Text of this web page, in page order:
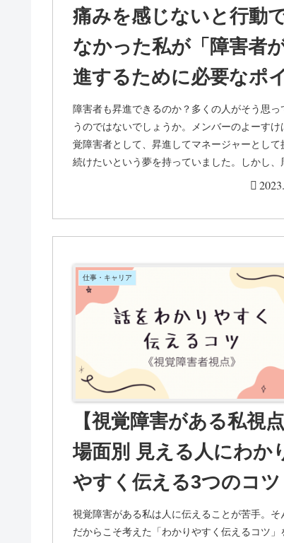
痛みを感じないと行動
なかった私が「障害者
進するために必要なポ
ト三つ」を紹介！
障害者も昇進できるのか？多くの人がそう思っ
うのではないでしょうか。メンバーのよーすけ
覚障害者として、昇進してマネージャーとして
続けたいという夢を持っていました。しかし、
らは「マネージャーは無理だ」「視覚が必要に
仕事・キャリア
【視覚障害がある私視点
場面別 見える人にわか
やすく伝える3つのコツ
視覚障害がある私は人に伝えることが苦手。そ
だからこそ考えた「わかりやすく伝えるコツ」